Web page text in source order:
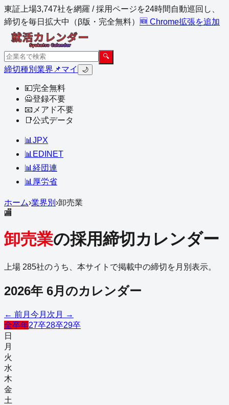
東証上場3,747社を網羅 / 採用ページを24時間自動巡回し、
締切を毎日拡大中（β版・完全無料）
🆕 Chrome拡張を追加
🔍
締切種別 業界 📌マイ 🌙
💴完全無料
🙅登録不要
📧 メアド不要
📑公式データ
📊 JPX
📊 EDINET
📊 経団連
📊 厚労省
ホーム›業界別 ›卸売業
🏬
卸売業の採用締切カレンダー
上場 285社のうち、本サイトで掲載中の締切を月別表示。
2026年 6月のカレンダー
← 前月 今月 次月 →
全卒年27卒28卒29卒
日
月
火
水
木
金
土